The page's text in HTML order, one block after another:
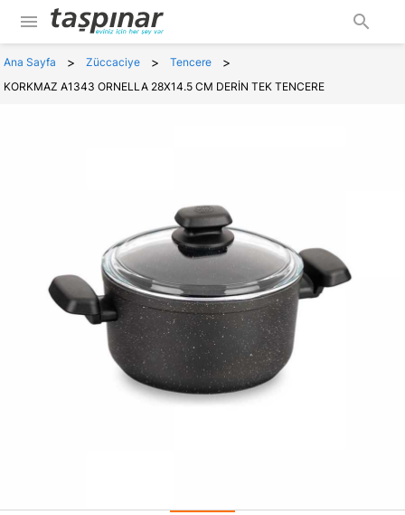
menu search
Ana Sayfa > Züccaciye > Tencere >
KORKMAZ A1343 ORNELLA 28X14.5 CM DERİN TEK TENCERE